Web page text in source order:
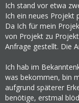
Ich stand vor etwa
Ich ein neues Projekt
Da Ich für mein
von Projekt zu
Anfrage gestellt. Die
Ich hab im
was bekommen, bin
aufgrund späterer
benötige, erstmal